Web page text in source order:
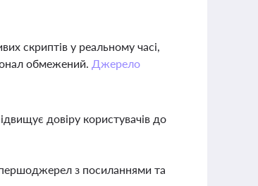
скриптів у реальному часі,
обмежений. Джерело
довіру користувачів до
з посиланнями та